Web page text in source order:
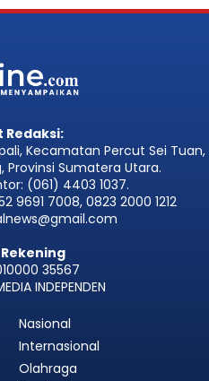
Redaksi:
Kecamatan Percut Sei Tuan,
Provinsi Sumatera Utara.
(061) 4403 1037.
9691 7008, 0823 2000 1212
35567
INDEPENDEN
Nasional
Internasional
Olahraga